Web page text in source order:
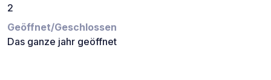
2
Geöffnet/Geschlossen
Das ganze jahr geöffnet